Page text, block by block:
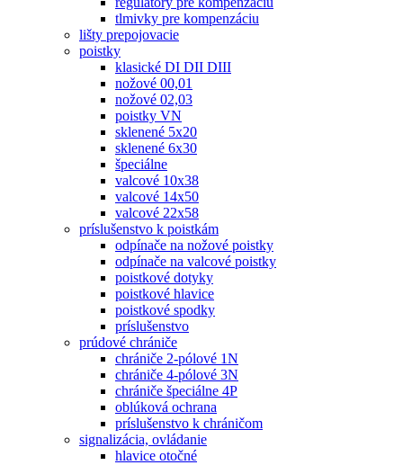
tlmivky pre kompenzáciu
lišty prepojovacie
poistky
klasické DI DII DIII
nožové 00,01
nožové 02,03
poistky VN
sklenené 5x20
sklenené 6x30
špeciálne
valcové 10x38
valcové 14x50
valcové 22x58
príslušenstvo k poistkám
odpínače na nožové poistky
odpínače na valcové poistky
poistkové dotyky
poistkové hlavice
poistkové spodky
príslušenstvo
prúdové chrániče
chrániče 2-pólové 1N
chrániče 4-pólové 3N
chrániče špeciálne 4P
oblúková ochrana
príslušenstvo k chráničom
signalizácia, ovládanie
hlavice otočné